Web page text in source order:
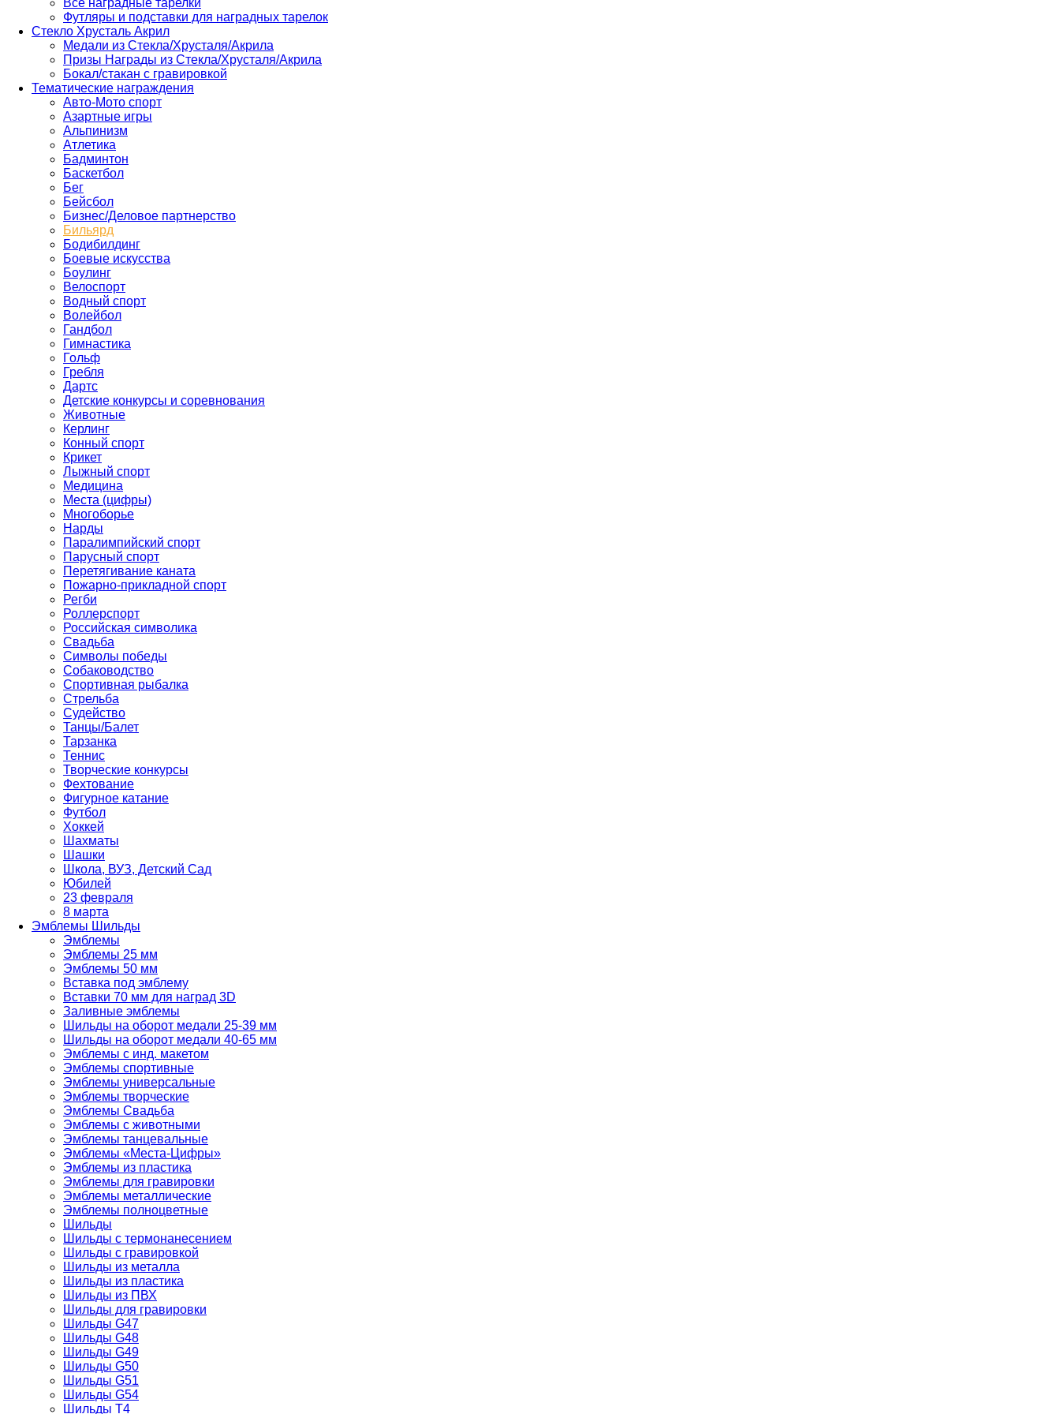
Все наградные тарелки
Футляры и подставки для наградных тарелок
Стекло Хрусталь Акрил
Медали из Стекла/Хрусталя/Акрила
Призы Награды из Стекла/Хрусталя/Акрила
Бокал/стакан с гравировкой
Тематические награждения
Авто-Мото спорт
Азартные игры
Альпинизм
Атлетика
Бадминтон
Баскетбол
Бег
Бейсбол
Бизнес/Деловое партнерство
Бильярд
Бодибилдинг
Боевые искусства
Боулинг
Велоспорт
Водный спорт
Волейбол
Гандбол
Гимнастика
Гольф
Гребля
Дартс
Детские конкурсы и соревнования
Животные
Керлинг
Конный спорт
Крикет
Лыжный спорт
Медицина
Места (цифры)
Многоборье
Нарды
Паралимпийский спорт
Парусный спорт
Перетягивание каната
Пожарно-прикладной спорт
Регби
Роллерспорт
Российская символика
Свадьба
Символы победы
Собаководство
Спортивная рыбалка
Стрельба
Судейство
Танцы/Балет
Тарзанка
Теннис
Творческие конкурсы
Фехтование
Фигурное катание
Футбол
Хоккей
Шахматы
Шашки
Школа, ВУЗ, Детский Сад
Юбилей
23 февраля
8 марта
Эмблемы Шильды
Эмблемы
Эмблемы 25 мм
Эмблемы 50 мм
Вставка под эмблему
Вставки 70 мм для наград 3D
Заливные эмблемы
Шильды на оборот медали 25-39 мм
Шильды на оборот медали 40-65 мм
Эмблемы с инд. макетом
Эмблемы спортивные
Эмблемы универсальные
Эмблемы творческие
Эмблемы Свадьба
Эмблемы с животными
Эмблемы танцевальные
Эмблемы «Места-Цифры»
Эмблемы из пластика
Эмблемы для гравировки
Эмблемы металлические
Эмблемы полноцветные
Шильды
Шильды с термонанесением
Шильды с гравировкой
Шильды из металла
Шильды из пластика
Шильды из ПВХ
Шильды для гравировки
Шильды G47
Шильды G48
Шильды G49
Шильды G50
Шильды G51
Шильды G54
Шильды T4